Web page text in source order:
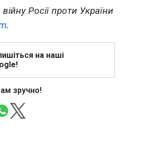
Росії проти України
.
на наші
зручно!